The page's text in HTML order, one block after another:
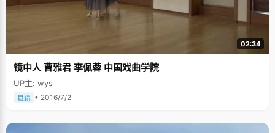
02:34
镜中人 曹雅君 李佩蓉 中国戏曲学院
UP主: wys
舞蹈 • 2016/7/2